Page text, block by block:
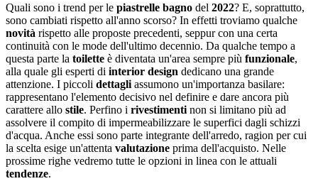
Quali sono i trend per le piastrelle bagno del 2022? E, soprattutto,
sono cambiati rispetto all'anno scorso? In effetti troviamo qualche
novità rispetto alle proposte precedenti, seppur con una certa
continuità con le mode dell'ultimo decennio. Da qualche tempo a
questa parte la toilette è diventata un'area sempre più funzionale,
alla quale gli esperti di interior design dedicano una grande
attenzione. I piccoli dettagli assumono un'importanza basilare:
rappresentano l'elemento decisivo nel definire e dare ancora più
carattere allo stile. Perfino i rivestimenti non si limitano più ad
assolvere il compito di impermeabilizzare le superfici dagli schizzi
d'acqua. Anche essi sono parte integrante dell'arredo, ragion per cui
la scelta esige un'attenta valutazione prima dell'acquisto. Nelle
prossime righe vedremo tutte le opzioni in linea con le attuali
tendenze.